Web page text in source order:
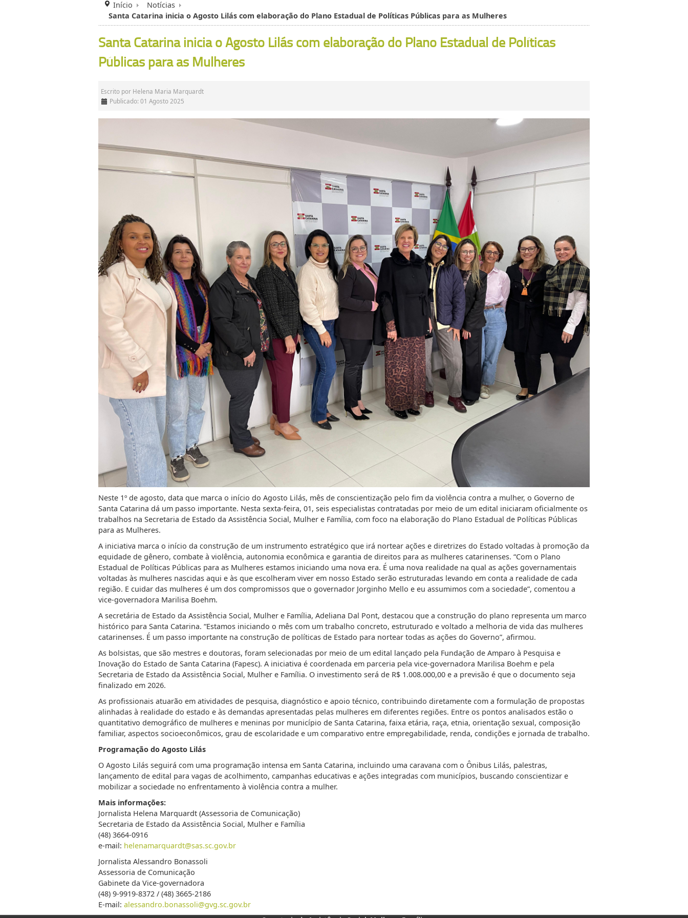
Início
Notícias
Santa Catarina inicia o Agosto Lilás com elaboração do Plano Estadual de Políticas Públicas para as Mulheres
Santa Catarina inicia o Agosto Lilás com elaboração do Plano Estadual de Políticas
Públicas para as Mulheres
Escrito por Helena Maria Marquardt
Publicado: 01 Agosto 2025
Neste 1º de agosto, data que marca o início do Agosto Lilás, mês de conscientização pelo fim da violência contra a mulher, o Governo de
Santa Catarina dá um passo importante. Nesta sexta-feira, 01, seis especialistas contratadas por meio de um edital iniciaram oficialmente os
trabalhos na Secretaria de Estado da Assistência Social, Mulher e Família, com foco na elaboração do Plano Estadual de Políticas Públicas
para as Mulheres.
A iniciativa marca o início da construção de um instrumento estratégico que irá nortear ações e diretrizes do Estado voltadas à promoção da
equidade de gênero, combate à violência, autonomia econômica e garantia de direitos para as mulheres catarinenses. “Com o Plano
Estadual de Políticas Públicas para as Mulheres estamos iniciando uma nova era. É uma nova realidade na qual as ações governamentais
voltadas às mulheres nascidas aqui e às que escolheram viver em nosso Estado serão estruturadas levando em conta a realidade de cada
região. E cuidar das mulheres é um dos compromissos que o governador Jorginho Mello e eu assumimos com a sociedade”, comentou a
vice-governadora Marilisa Boehm.
A secretária de Estado da Assistência Social, Mulher e Família, Adeliana Dal Pont, destacou que a construção do plano representa um marco
histórico para Santa Catarina. “Estamos iniciando o mês com um trabalho concreto, estruturado e voltado a melhoria de vida das mulheres
catarinenses. É um passo importante na construção de políticas de Estado para nortear todas as ações do Governo”, afirmou.
As bolsistas, que são mestres e doutoras, foram selecionadas por meio de um edital lançado pela Fundação de Amparo à Pesquisa e
Inovação do Estado de Santa Catarina (Fapesc). A iniciativa é coordenada em parceria pela vice-governadora Marilisa Boehm e pela
Secretaria de Estado da Assistência Social, Mulher e Família. O investimento será de R$ 1.008.000,00 e a previsão é que o documento seja
finalizado em 2026.
As profissionais atuarão em atividades de pesquisa, diagnóstico e apoio técnico, contribuindo diretamente com a formulação de propostas
alinhadas à realidade do estado e às demandas apresentadas pelas mulheres em diferentes regiões. Entre os pontos analisados estão o
quantitativo demográfico de mulheres e meninas por município de Santa Catarina, faixa etária, raça, etnia, orientação sexual, composição
familiar, aspectos socioeconômicos, grau de escolaridade e um comparativo entre empregabilidade, renda, condições e jornada de trabalho.
Programação do Agosto Lilás
O Agosto Lilás seguirá com uma programação intensa em Santa Catarina, incluindo uma caravana com o Ônibus Lilás, palestras,
lançamento de edital para vagas de acolhimento, campanhas educativas e ações integradas com municípios, buscando conscientizar e
mobilizar a sociedade no enfrentamento à violência contra a mulher.
Mais informações:
Jornalista Helena Marquardt (Assessoria de Comunicação)
Secretaria de Estado da Assistência Social, Mulher e Família
(48) 3664-0916
e-mail: helenamarquardt@sas.sc.gov.br
Jornalista Alessandro Bonassoli
Assessoria de Comunicação
Gabinete da Vice-governadora
(48) 9-9919-8372 / (48) 3665-2186
E-mail: alessandro.bonassoli@gvg.sc.gov.br